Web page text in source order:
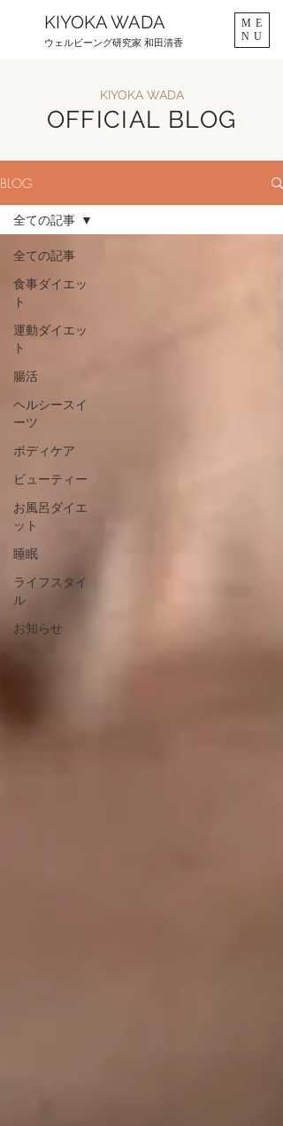
KIYOKA WADA
ウェルビーング研究家 和田清香
ME
NU
KIYOKA WADA
OFFICIAL BLOG
BLOG
全ての記事
食事ダイエッ
ト
運動ダイエッ
ト
腸活
ヘルシースイ
ーツ
ボディケア
ビューティー
お風呂ダイエ
ット
睡眠
ライフスタイ
ル
お知らせ
全ての記事